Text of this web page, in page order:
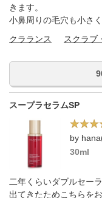
きます。
小鼻周りの毛穴も小さ
クラランス
スクラブ
スープラセラムSP
by
30ml
二年くらいダブルセー
出てきたためこちらを